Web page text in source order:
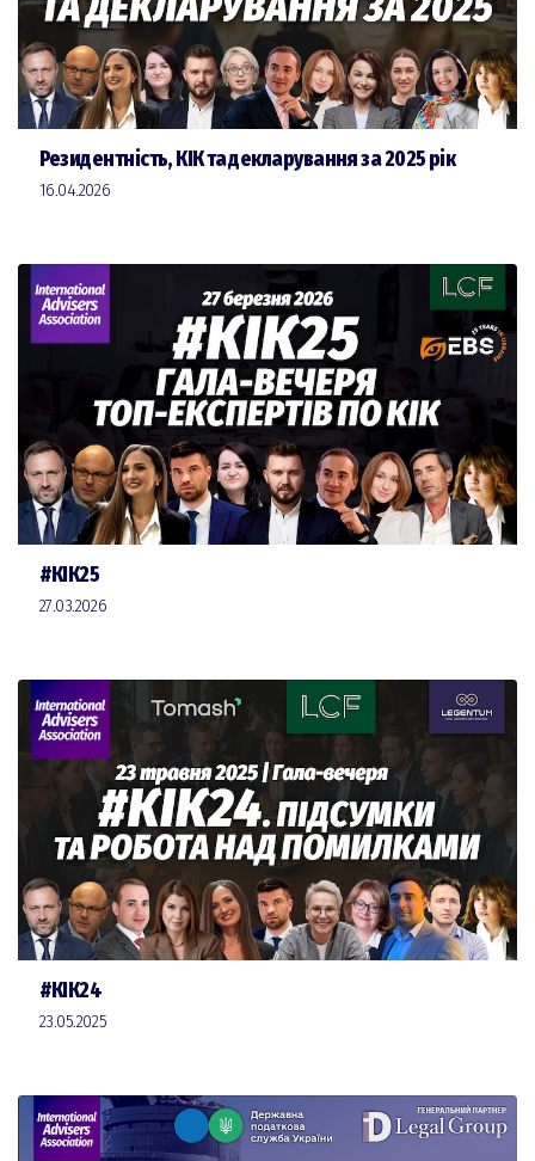
Резидентність, КІК та декларування за 2025 рік
16.04.2026
#КІК25
27.03.2026
#КІК24
23.05.2025